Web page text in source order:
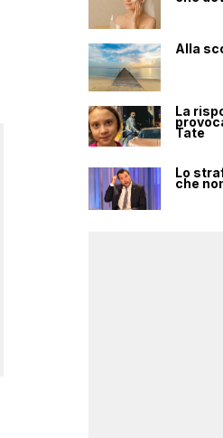
Alla
La
Tate
Lo
che